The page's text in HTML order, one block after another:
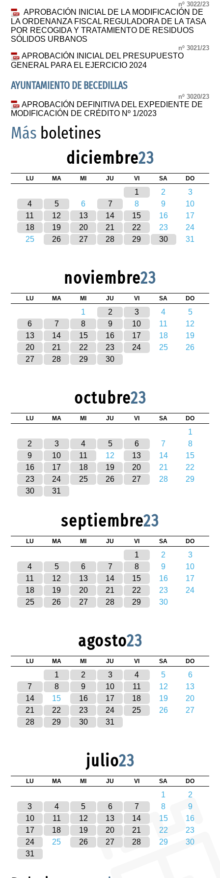
nº 3022/23
APROBACIÓN INICIAL DE LA MODIFICACIÓN DE
LA ORDENANZA FISCAL REGULADORA DE LA TASA
POR RECOGIDA Y TRATAMIENTO DE RESIDUOS
SÓLIDOS URBANOS
nº 3021/23
APROBACIÓN INICIAL DEL PRESUPUESTO
GENERAL PARA EL EJERCICIO 2024
AYUNTAMIENTO DE BECEDILLAS
nº 3020/23
APROBACIÓN DEFINITIVA DEL EXPEDIENTE DE
MODIFICACIÓN DE CRÉDITO Nº 1/2023
Más boletines
diciembre23
LU MA MI JU VI SA DO
1 2
3
4
5 6 7 8 9
10
11
12 13 14 15 16
17
18
19 20 21 22 23
24
25
26 27 28 29 30 31
noviembre23
LU MA MI JU VI SA DO
1 2 3 4
5
6
7 8 9 10 11
12
13
14 15 16 17 18
19
20
21 22 23 24 25
26
27
28 29 30
octubre23
LU MA MI JU VI SA DO
1
2
3 4 5 6 7
8
9
10 11 12 13 14
15
16
17 18 19 20 21
22
23
24 25 26 27 28
29
30
31
septiembre23
LU MA MI JU VI SA DO
1 2
3
4
5 6 7 8 9
10
11
12 13 14 15 16
17
18
19 20 21 22 23
24
25
26 27 28 29 30
agosto23
LU MA MI JU VI SA DO
1 2 3 4 5
6
7
8 9 10 11 12
13
14
15 16 17 18 19
20
21
22 23 24 25 26
27
28
29 30 31
julio23
LU MA MI JU VI SA DO
1
2
3
4 5 6 7 8
9
10
11 12 13 14 15
16
17
18 19 20 21 22
23
24
25 26 27 28 29
30
31